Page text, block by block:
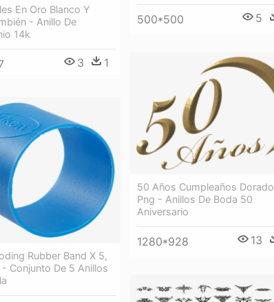
500*500 5
En Oro Blanco Y
- Anillo De
14k
3 1
50 Años Cumpleaños Dorado
Png - Anillos De Boda 50
Aniversario
1280*928 13
Rubber Band X 5,
Conjunto De 5 Anillos